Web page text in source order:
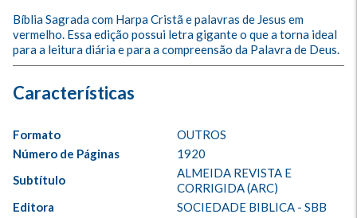
Bíblia Sagrada com Harpa Cristã e palavras de Jesus em
vermelho. Essa edição possui letra gigante o que a torna ideal
para a leitura diária e para a compreensão da Palavra de Deus.
Formato
OUTROS
Número de Páginas
1920
Subtítulo
ALMEIDA REVISTA E
CORRIGIDA (ARC)
Editora
SOCIEDADE BIBLICA - SBB